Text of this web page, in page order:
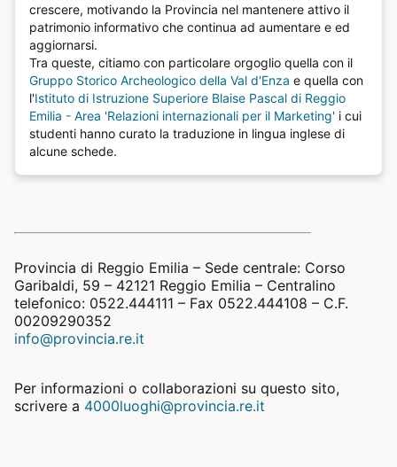
crescere, motivando la Provincia nel mantenere attivo il
patrimonio informativo che continua ad aumentare e ed
aggiornarsi.
Tra queste, citiamo con particolare orgoglio quella con il
Gruppo Storico Archeologico della Val d'Enza e quella con
l'Istituto di Istruzione Superiore Blaise Pascal di Reggio
Emilia - Area 'Relazioni internazionali per il Marketing' i cui
studenti hanno curato la traduzione in lingua inglese di
alcune schede.
Provincia di Reggio Emilia – Sede centrale: Corso
Garibaldi, 59 – 42121 Reggio Emilia – Centralino
telefonico: 0522.444111 – Fax 0522.444108 – C.F.
00209290352
info@provincia.re.it
Per informazioni o collaborazioni su questo sito,
scrivere a 4000luoghi@provincia.re.it